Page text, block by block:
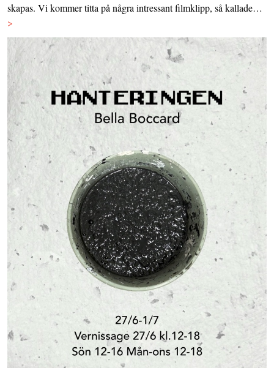
skapas. Vi kommer titta på några intressant filmklipp, så kallade…
>